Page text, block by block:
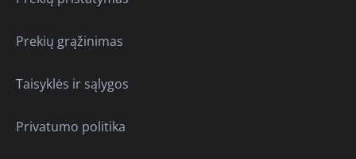
Prekių grąžinimas
Taisyklės ir sąlygos
Privatumo politika